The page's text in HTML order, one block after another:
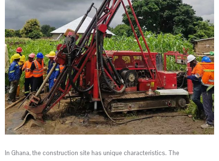
In Ghana, the construction site has unique characteristics. The